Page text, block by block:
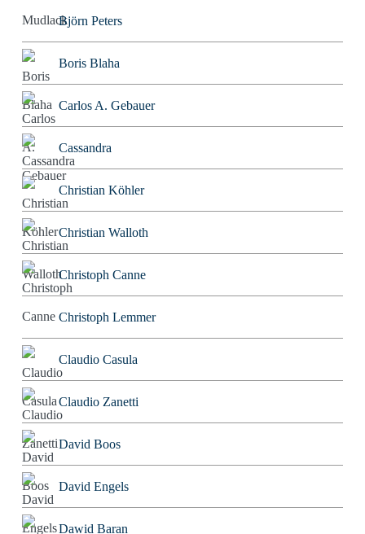
Björn Peters
Boris Blaha
Carlos A. Gebauer
Cassandra
Christian Köhler
Christian Walloth
Christoph Canne
Christoph Lemmer
Claudio Casula
Claudio Zanetti
David Boos
David Engels
Dawid Baran